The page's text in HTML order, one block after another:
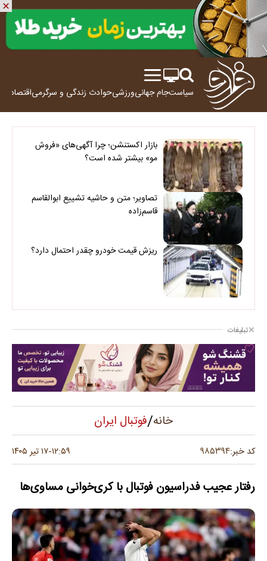
سیاستجام جهانیورزشیحوادث زندگی و سرگرمیاقتصاد
بازار اکستنشن؛ چرا آگهی‌های «فروش
مو» بیشتر شده است؟
تصاویر؛ متن و حاشیه تشییع ابوالقاسم
قاسم‌زاده
ریزش قیمت خودرو چقدر احتمال دارد؟
تبلیغات
خانه/فوتبال ایران
کد خبر:۹۸۵۳۹۴ ۱۲:۵۹-۱۷ تیر ۱۴۰۵
رفتار عجیب فدراسیون فوتبال با کری‌خوانی مساوی‌ها